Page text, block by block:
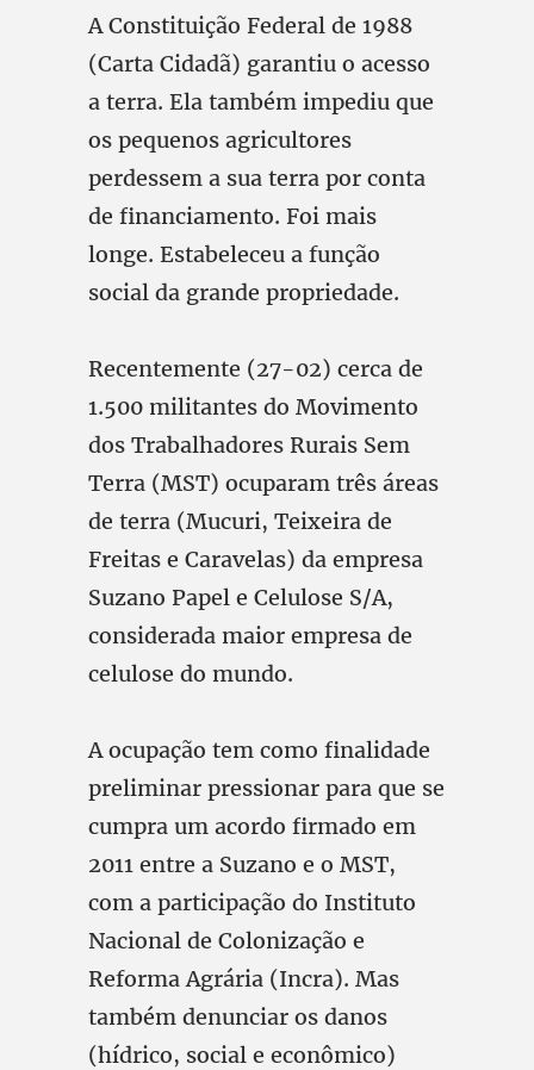
A Constituição Federal de 1988
(Carta Cidadã) garantiu o acesso
a terra. Ela também impediu que
os pequenos agricultores
perdessem a sua terra por conta
de financiamento. Foi mais
longe. Estabeleceu a função
social da grande propriedade.
Recentemente (27-02) cerca de
1.500 militantes do Movimento
dos Trabalhadores Rurais Sem
Terra (MST) ocuparam três áreas
de terra (Mucuri, Teixeira de
Freitas e Caravelas) da empresa
Suzano Papel e Celulose S/A,
considerada maior empresa de
celulose do mundo.
A ocupação tem como finalidade
preliminar pressionar para que se
cumpra um acordo firmado em
2011 entre a Suzano e o MST,
com a participação do Instituto
Nacional de Colonização e
Reforma Agrária (Incra). Mas
também denunciar os danos
(hídrico, social e econômico)